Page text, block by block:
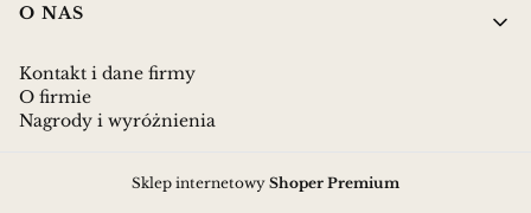
O NAS
Kontakt i dane firmy
O firmie
Nagrody i wyróżnienia
Sklep internetowy Shoper Premium